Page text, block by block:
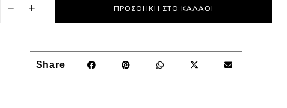
− + ΠΡΟΣΘΉΚΗ ΣΤΟ ΚΑΛΆΘΙ
Share